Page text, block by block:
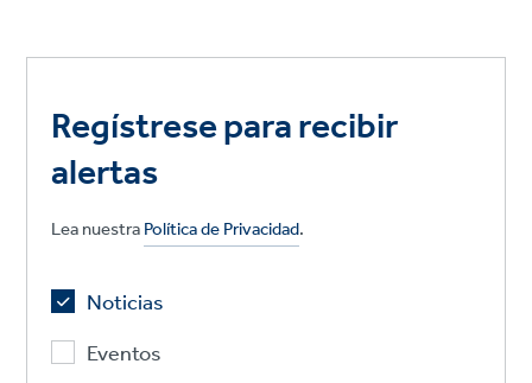
Regístrese para recibir
alertas
Lea nuestraPolítica de Privacidad.
Noticias
Eventos